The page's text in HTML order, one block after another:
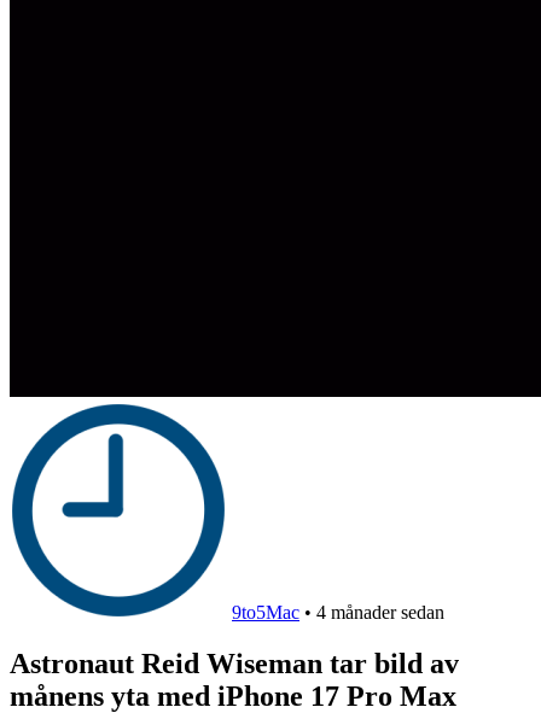
9to5Mac • 4 månader sedan
Astronaut Reid Wiseman tar bild av
månens yta med iPhone 17 Pro Max